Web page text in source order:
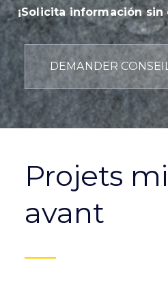
¡Solicita información
DEMANDER
Projets
avant